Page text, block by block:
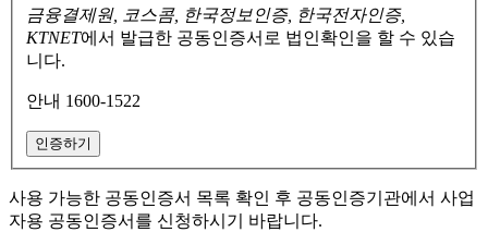
금융결제원, 코스콤, 한국정보인증, 한국전자인증,
KTNET에서 발급한 공동인증서로 법인확인을 할 수 있습
니다.
안내 1600-1522
인증하기
사용 가능한 공동인증서 목록 확인 후 공동인증기관에서 사업
자용 공동인증서를 신청하시기 바랍니다.